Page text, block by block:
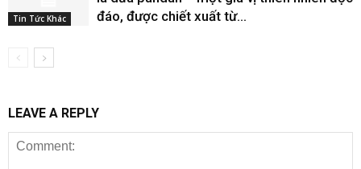
Tin Tức Khác
đáo, được chiết xuất từ...
LEAVE A REPLY